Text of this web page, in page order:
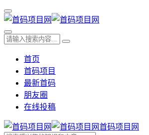
首页
首码项目
最新首码
朋友圈
在线投稿
首码项目网